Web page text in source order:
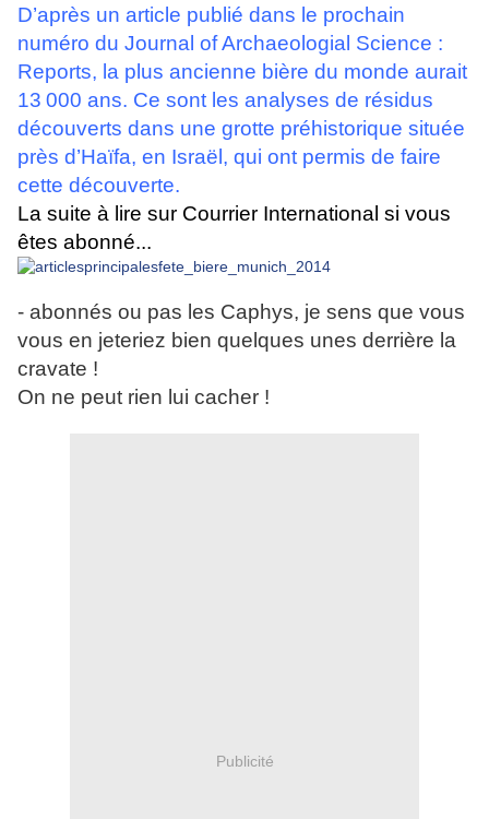
D’après un article publié dans le prochain
numéro du Journal of Archaeologial Science :
Reports, la plus ancienne bière du monde aurait
13 000 ans. Ce sont les analyses de résidus
découverts dans une grotte préhistorique située
près d’Haïfa, en Israël, qui ont permis de faire
cette découverte.
La suite à lire sur Courrier International si vous
êtes abonné...
- abonnés ou pas les Caphys, je sens que vous
vous en jeteriez bien quelques unes derrière la
cravate !
On ne peut rien lui cacher !
Publicité